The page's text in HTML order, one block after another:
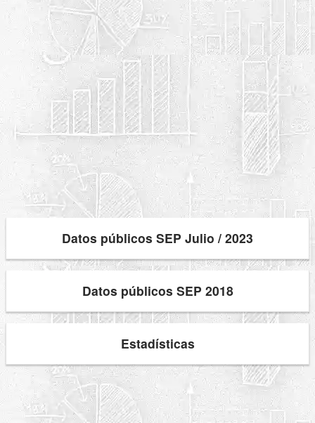
Datos públicos SEP Julio / 2023
Datos públicos SEP 2018
Estadísticas